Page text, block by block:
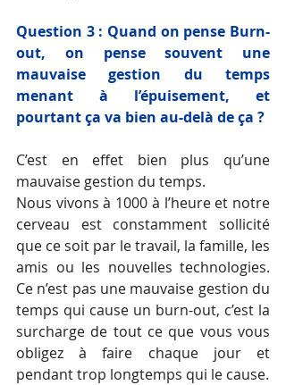
Question 3 : Quand on pense Burn-
out, on pense souvent une
mauvaise gestion du temps
menant à l’épuisement, et
pourtant ça va bien au-delà de ça ?
C’est en effet bien plus qu’une
mauvaise gestion du temps.
Nous vivons à 1000 à l’heure et notre
cerveau est constamment sollicité
que ce soit par le travail, la famille, les
amis ou les nouvelles technologies.
Ce n’est pas une mauvaise gestion du
temps qui cause un burn-out, c’est la
surcharge de tout ce que vous vous
obligez à faire chaque jour et